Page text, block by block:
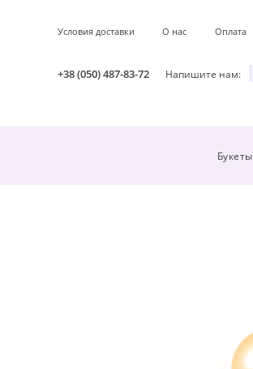
Условия доставки О нас Оплата
+38 (050) 487-83-72 Напишите нам:
Букеты